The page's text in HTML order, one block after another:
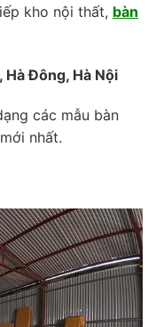
kho nội thất, bàn
Đông, Hà Nội
các mẫu bàn
nhất.